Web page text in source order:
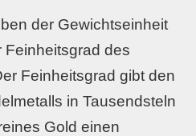
der Gewichtseinheit
Feinheitsgrad des
Feinheitsgrad gibt den
in Tausendsteln
Gold einen